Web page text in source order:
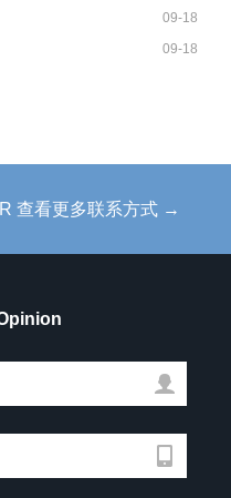
09-18
09-18
查看更多联系方式 →